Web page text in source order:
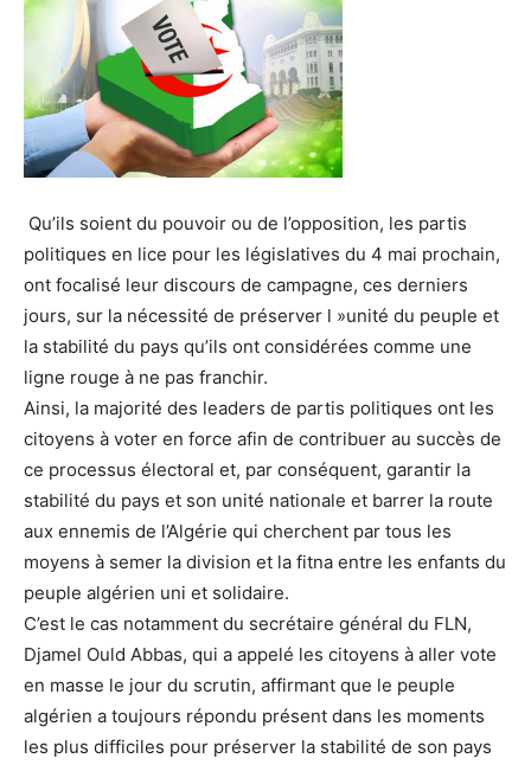
Qu’ils soient du pouvoir ou de l’opposition, les partis
politiques en lice pour les législatives du 4 mai prochain,
ont focalisé leur discours de campagne, ces derniers
jours, sur la nécessité de préserver l »unité du peuple et
la stabilité du pays qu’ils ont considérées comme une
ligne rouge à ne pas franchir.
Ainsi, la majorité des leaders de partis politiques ont les
citoyens à voter en force afin de contribuer au succès de
ce processus électoral et, par conséquent, garantir la
stabilité du pays et son unité nationale et barrer la route
aux ennemis de l’Algérie qui cherchent par tous les
moyens à semer la division et la fitna entre les enfants du
peuple algérien uni et solidaire.
C’est le cas notamment du secrétaire général du FLN,
Djamel Ould Abbas, qui a appelé les citoyens à aller vote
en masse le jour du scrutin, affirmant que le peuple
algérien a toujours répondu présent dans les moments
les plus difficiles pour préserver la stabilité de son pays